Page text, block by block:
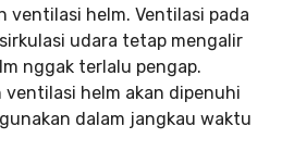
ventilasi helm. Ventilasi pada
udara tetap mengalir
nggak terlalu pengap.
ventilasi helm akan dipenuhi
dalam jangkau waktu